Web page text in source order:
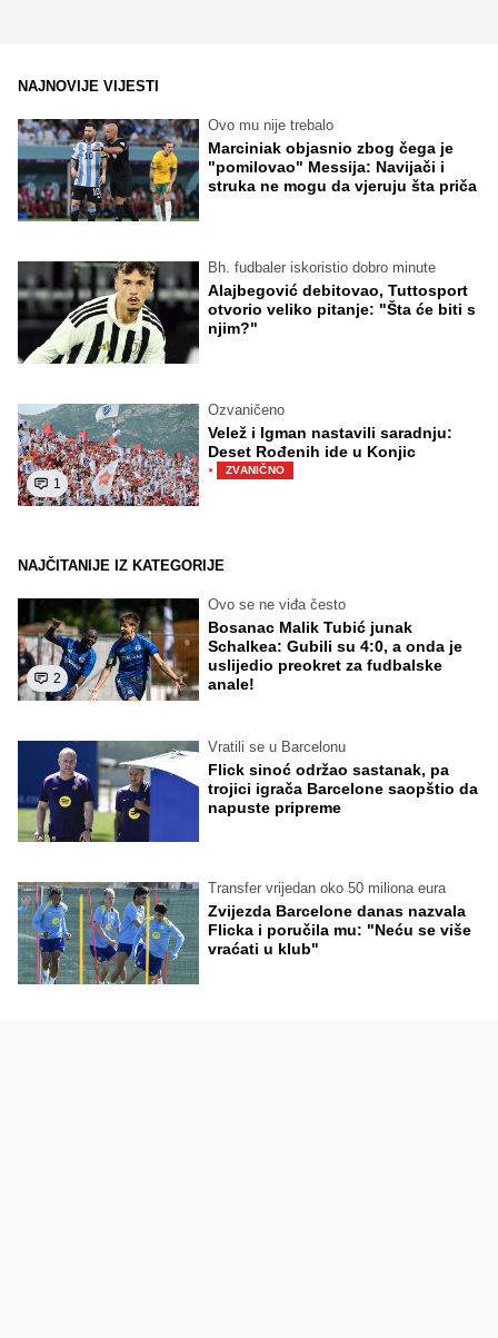
NAJNOVIJE VIJESTI
Ovo mu nije trebalo
Marciniak objasnio zbog čega je
"pomilovao" Messija: Navijači i
struka ne mogu da vjeruju šta priča
Bh. fudbaler iskoristio dobro minute
Alajbegović debitovao, Tuttosport
otvorio veliko pitanje: "Šta će biti s
njim?"
1
Ozvaničeno
Velež i Igman nastavili saradnju:
Deset Rođenih ide u Konjic
· ZVANIČNO
NAJČITANIJE IZ KATEGORIJE
2
Ovo se ne viđa često
Bosanac Malik Tubić junak
Schalkea: Gubili su 4:0, a onda je
uslijedio preokret za fudbalske
anale!
Vratili se u Barcelonu
Flick sinoć održao sastanak, pa
trojici igrača Barcelone saopštio da
napuste pripreme
Transfer vrijedan oko 50 miliona eura
Zvijezda Barcelone danas nazvala
Flicka i poručila mu: "Neću se više
vraćati u klub"